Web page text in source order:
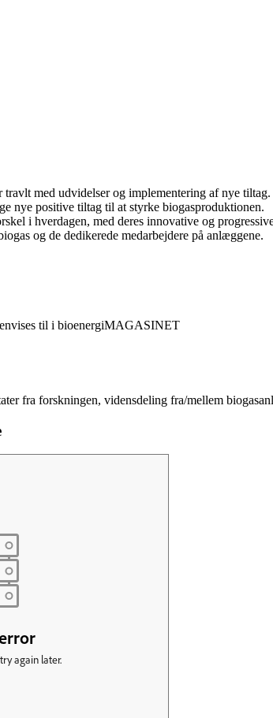
med udvidelser og implementering af nye tiltag.
nye positive tiltag til at styrke biogasproduktionen.
i hverdagen, med deres innovative og
og de dedikerede medarbejdere på anlæggene.
til i bioenergiMAGASINET
fra forskningen, vidensdeling fra/mellem